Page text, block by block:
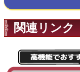
関連リンク